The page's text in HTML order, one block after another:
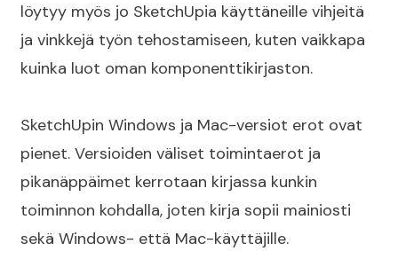
löytyy myös jo SketchUpia käyttäneille vihjeitä
ja vinkkejä työn tehostamiseen, kuten vaikkapa
kuinka luot oman komponenttikirjaston.
SketchUpin Windows ja Mac-versiot erot ovat
pienet. Versioiden väliset toimintaerot ja
pikanäppäimet kerrotaan kirjassa kunkin
toiminnon kohdalla, joten kirja sopii mainiosti
sekä Windows- että Mac-käyttäjille.